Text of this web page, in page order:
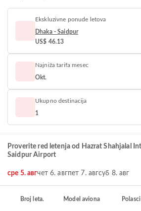
Ekskluzivne ponude letova
Dhaka - Saidpur
US$ 46.13
Najniža tarifa mesec
Okt.
Ukupno destinacija
1
Proverite red letenja od Hazrat Shahjalal
Saidpur Airport
сре 5. авгчет 6. авгпет 7. авгсуб 8. авг
Broj leta. Model aviona Polasci